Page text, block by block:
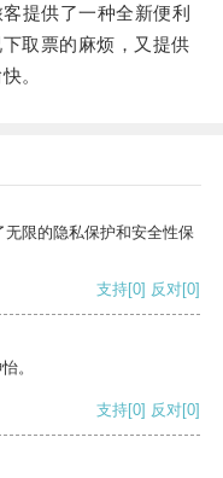
提供了一种全新便利
取票的麻烦，又提供
。
限的隐私保护和安全性保
支持[0] 反对[0]
。
支持[0] 反对[0]